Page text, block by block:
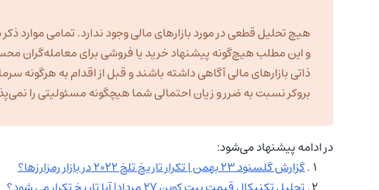
هیچ تحلیل قطعی در مورد بازارهای مالی وجود ندارد. تمامی موارد
و این مطلب هیچ‌گونه پیشنهاد خرید یا فروشی برای معامله‌گران
ذاتی بازارهای مالی آگاهی داشته باشند و قبل از اقدام به هرگونه
بروکر نسبت به ضرر و زیان احتمالی شما هیچگونه مسئولیتی را
در ادامه پیشنهاد می‌شود:
گزارش گلسنود ۲۳ بهمن | تکرار تاریخ تلخ ۲۰۲۲ در بازار رمزارزها؟